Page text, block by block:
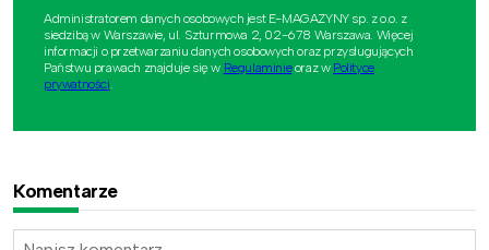
Administratorem danych osobowych jest E-MAGAZYNY sp. z o.o. z
siedzibą w Warszawie, ul. Szturmowa 2, 02-678 Warszawa. Więcej
informacji o przetwarzaniu danych osobowych oraz przysługujących
Państwu prawach znajduje się w Regulaminieoraz w Polityce
prywatności.
Komentarze